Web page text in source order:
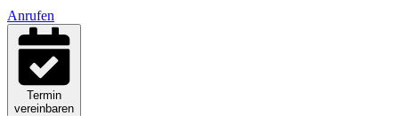
Anrufen
Termin
vereinbaren